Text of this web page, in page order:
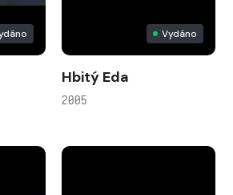
Vydáno
Hbitý Eda
2005